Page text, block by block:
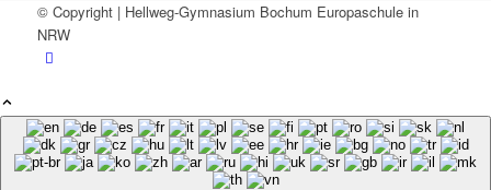
© Copyright | Hellweg-Gymnasium Bochum Europaschule in
NRW